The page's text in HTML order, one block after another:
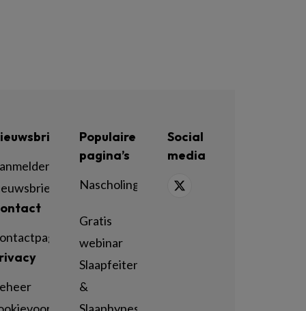
Populaire
pagina’s
Nascholing
Gratis
webinar
Slaapfeiten
&
Social
media